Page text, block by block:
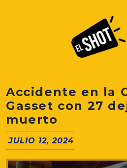
Accidente en la
Gasset con 27
muerto
JULIO 12, 2024